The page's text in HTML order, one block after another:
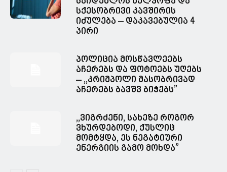
სქესობრივი კავშირის
იძულება – დაკავებულია 4
პირი
პოლიცია მოსწავლეებს
აჩერებს და ფოტოებს უღებს
– ,,კრიმპოლი მასობრივად
აჩერებს ბავშვ ბიჭებს”
,,ვიგრძენი, სახეზე როგორ
ვხურდებოდი, ქუსლიც
მომტყდა, ეს ნეგატიური
ენერგიის გამო მოხდა”